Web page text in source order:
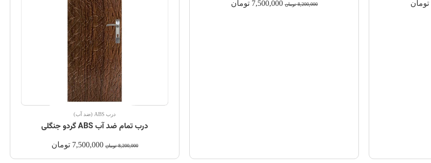
تومان 8,200,000 تومان 7,500,000 تومان
درب ABS (ضد آب)
درب تمام ضد آب ABS گردو جنگلی
8,200,000 تومان 7,500,000 تومان